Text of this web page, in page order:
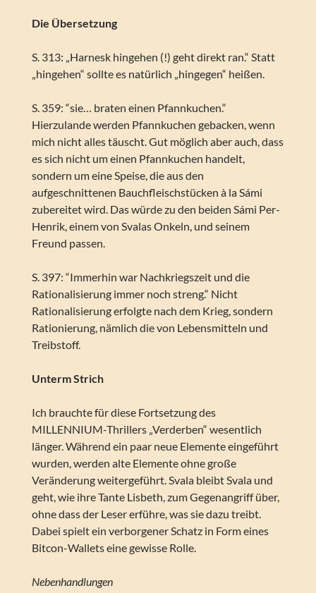
Die Übersetzung
S. 313: „Harnesk hingehen (!) geht direkt ran.“ Statt
„hingehen“ sollte es natürlich „hingegen“ heißen.
S. 359: “sie… braten einen Pfannkuchen.“
Hierzulande werden Pfannkuchen gebacken, wenn
mich nicht alles täuscht. Gut möglich aber auch, dass
es sich nicht um einen Pfannkuchen handelt,
sondern um eine Speise, die aus den
aufgeschnittenen Bauchfleischstücken à la Sámi
zubereitet wird. Das würde zu den beiden Sámi Per-
Henrik, einem von Svalas Onkeln, und seinem
Freund passen.
S. 397: “Immerhin war Nachkriegszeit und die
Rationalisierung immer noch streng.“ Nicht
Rationalisierung erfolgte nach dem Krieg, sondern
Rationierung, nämlich die von Lebensmitteln und
Treibstoff.
Unterm Strich
Ich brauchte für diese Fortsetzung des
MILLENNIUM-Thrillers „Verderben“ wesentlich
länger. Während ein paar neue Elemente eingeführt
wurden, werden alte Elemente ohne große
Veränderung weitergeführt. Svala bleibt Svala und
geht, wie ihre Tante Lisbeth, zum Gegenangriff über,
ohne dass der Leser erführe, was sie dazu treibt.
Dabei spielt ein verborgener Schatz in Form eines
Bitcon-Wallets eine gewisse Rolle.
Nebenhandlungen